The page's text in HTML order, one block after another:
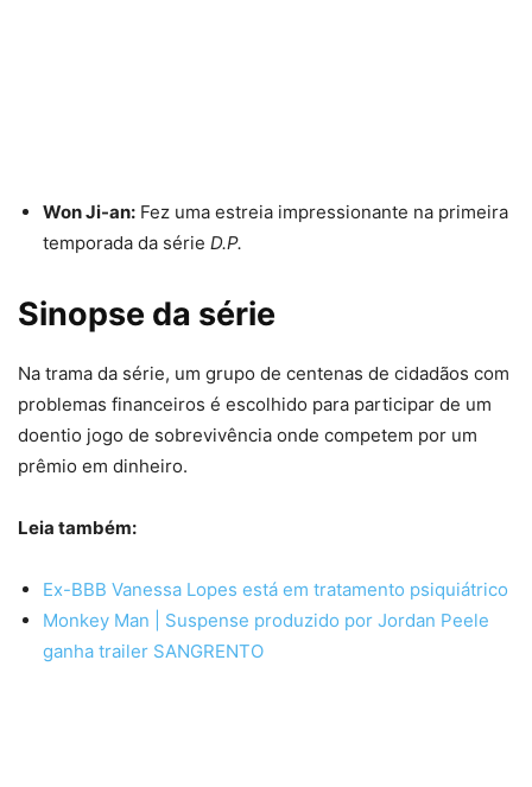
Won Ji-an: Fez uma estreia impressionante na primeira
temporada da série D.P.
Sinopse da série
Na trama da série, um grupo de centenas de cidadãos com
problemas financeiros é escolhido para participar de um
doentio jogo de sobrevivência onde competem por um
prêmio em dinheiro.
Leia também:
Ex-BBB Vanessa Lopes está em tratamento psiquiátrico
Monkey Man | Suspense produzido por Jordan Peele
ganha trailer SANGRENTO